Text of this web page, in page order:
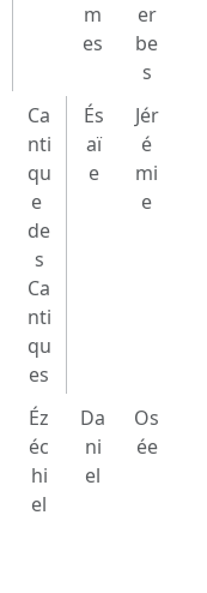
m
es
er
be
s
Ca
nti
qu
e
de
s
Ca
nti
qu
es
És
aï
e
Jér
é
mi
e
Éz
éc
hi
el
Da
ni
el
Os
ée